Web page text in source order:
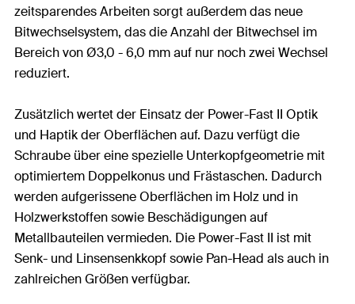
zeitsparendes Arbeiten sorgt außerdem das neue
Bitwechselsystem, das die Anzahl der Bitwechsel im
Bereich von Ø3,0 - 6,0 mm auf nur noch zwei Wechsel
reduziert.
Zusätzlich wertet der Einsatz der Power-Fast II Optik
und Haptik der Oberflächen auf. Dazu verfügt die
Schraube über eine spezielle Unterkopfgeometrie mit
optimiertem Doppelkonus und Frästaschen. Dadurch
werden aufgerissene Oberflächen im Holz und in
Holzwerkstoffen sowie Beschädigungen auf
Metallbauteilen vermieden. Die Power-Fast II ist mit
Senk- und Linsensenkkopf sowie Pan-Head als auch in
zahlreichen Größen verfügbar.